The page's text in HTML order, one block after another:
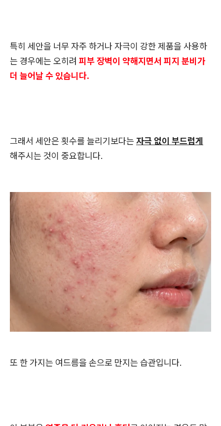
특히 세안을 너무 자주 하거나 자극이 강한 제품을 사용하
는 경우에는 오히려 피부 장벽이 약해지면서 피지 분비가
더 늘어날 수 있습니다.
그래서 세안은 횟수를 늘리기보다는 자극 없이 부드럽게
해주시는 것이 중요합니다.
또 한 가지는 여드름을 손으로 만지는 습관입니다.